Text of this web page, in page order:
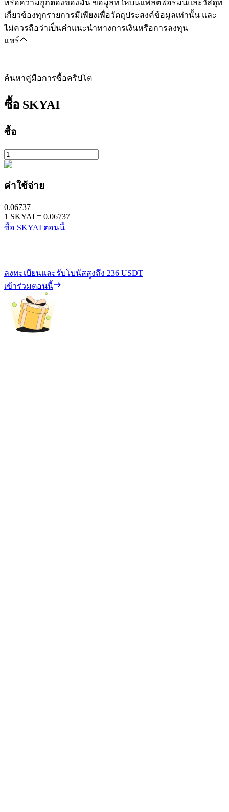
หรือความถูกต้องของมัน ข้อมูลที่ให้บนแพลตฟอร์มนี้และวัสดุที่
เกี่ยวข้องทุกรายการมีเพียงเพื่อวัตถุประสงค์ข้อมูลเท่านั้น และ
ไม่ควรถือว่าเป็นคำแนะนำทางการเงินหรือการลงทุน
แชร์
ค้นหาคู่มือการซื้อคริปโต
ซื้อ SKYAI
ซื้อ
ค่าใช้จ่าย
0.06737
1 SKYAI = 0.06737
ซื้อ SKYAI ตอนนี้
ลงทะเบียนและรับโบนัสสูงถึง 236 USDT
เข้าร่วมตอนนี้